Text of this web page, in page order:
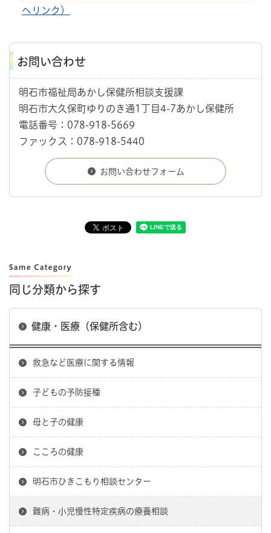
へリンク）
お問い合わせ
明石市福祉局あかし保健所相談支援課
明石市大久保町ゆりのき通1丁目4-7あかし保健所
電話番号：078-918-5669
ファックス：078-918-5440
同じ分類から探す
健康・医療（保健所含む）
救急など医療に関する情報
子どもの予防接種
母と子の健康
こころの健康
明石市ひきこもり相談センター
難病・小児慢性特定疾病の療養相談